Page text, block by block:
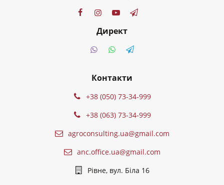
Директ
Контакти
+38 (050) 73-34-999
+38 (063) 73-34-999
agroconsulting.ua@gmail.com
anc.office.ua@gmail.com
Рівне, вул. Біла 16